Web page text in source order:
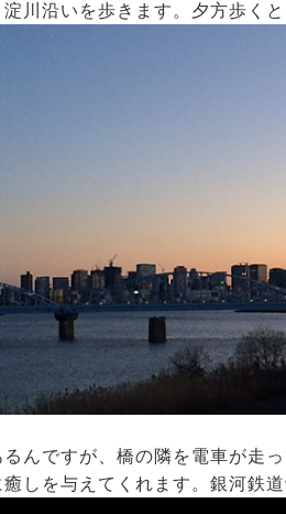
川沿いを歩きます。夕方歩くと
んですが、橋の隣を電車が走っ
しを与えてくれます。銀河鉄